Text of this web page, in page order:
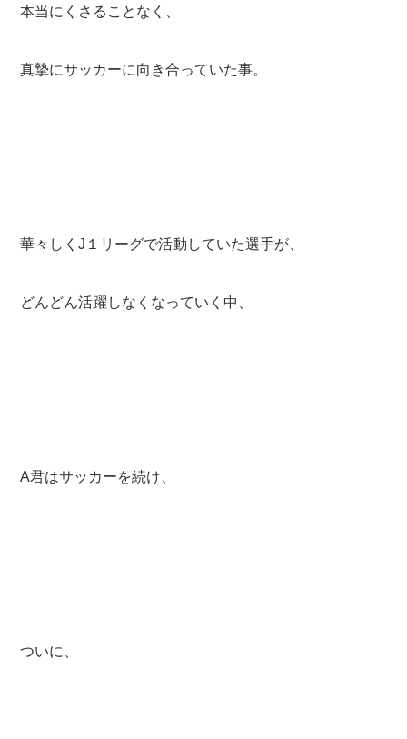
本当にくさることなく、
真摯にサッカーに向き合っていた事。
華々しくJ１リーグで活動していた選手が、
どんどん活躍しなくなっていく中、
A君はサッカーを続け、
ついに、